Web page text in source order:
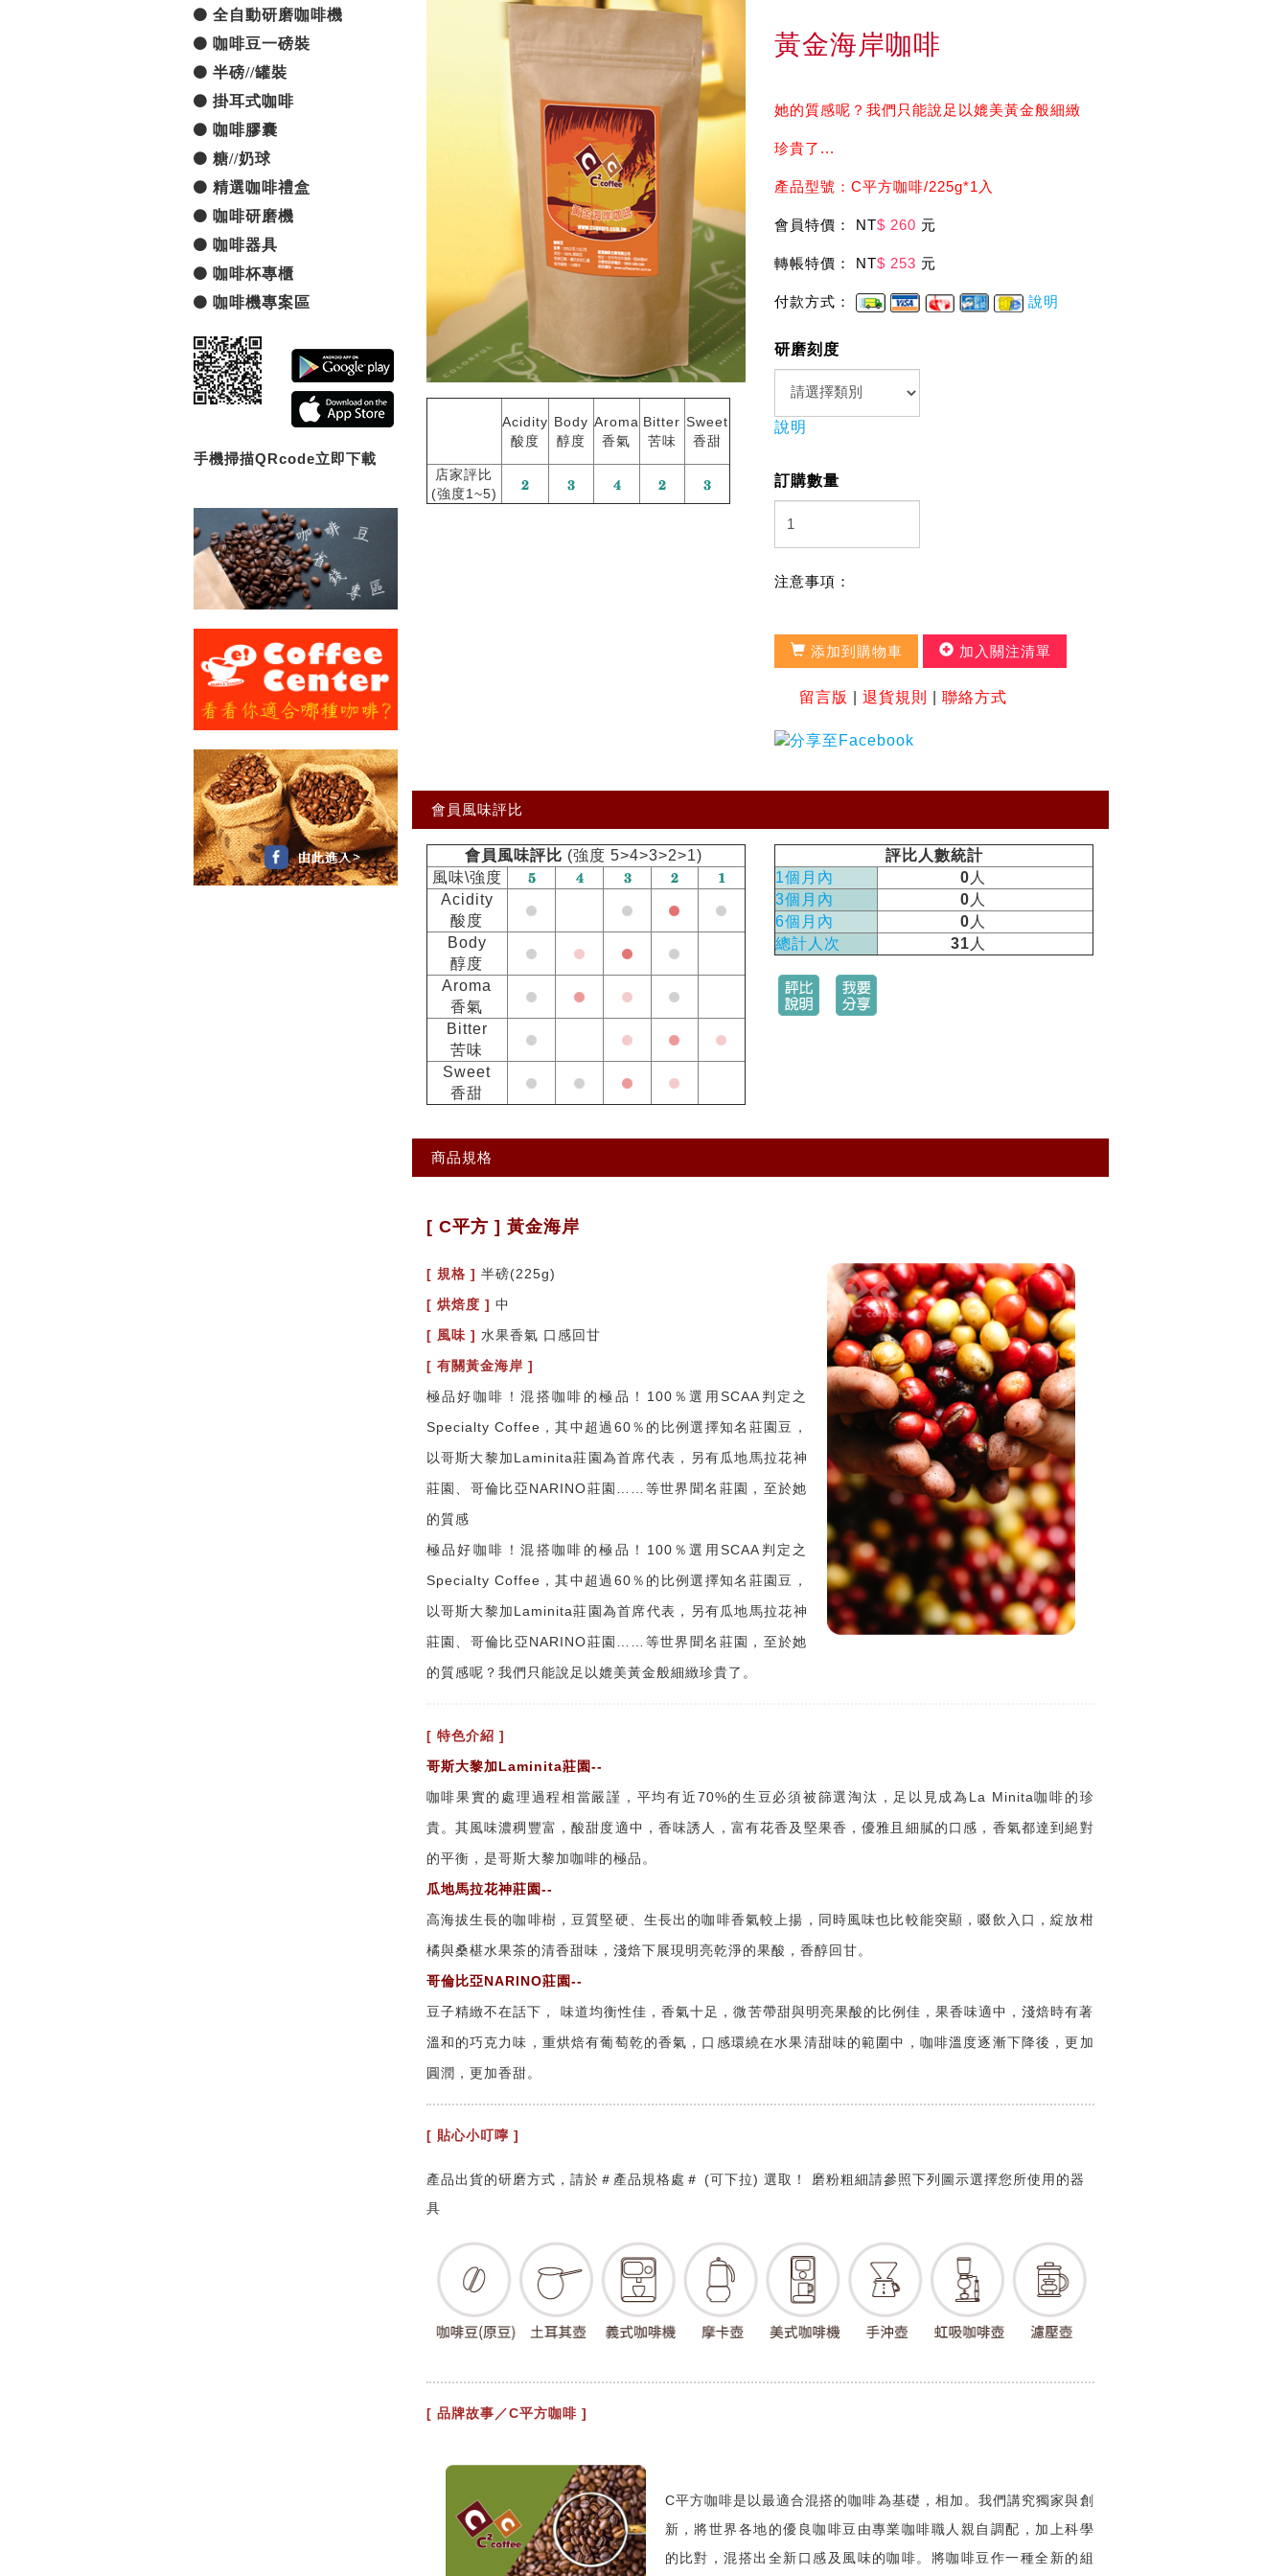
全自動研磨咖啡機
咖啡豆一磅裝
半磅//罐裝
掛耳式咖啡
咖啡膠囊
糖//奶球
精選咖啡禮盒
咖啡研磨機
咖啡器具
咖啡杯專櫃
咖啡機專案區
手機掃描QRcode立即下載
Acidity
酸度
Body
醇度
Aroma
香氣
Bitter
苦味
Sweet
香甜
店家評比
(強度1~5)
黃金海岸咖啡
她的質感呢？我們只能說足以媲美黃金般細緻
珍貴了...
產品型號：C平方咖啡/225g*1入
會員特價： NT$ 260 元
轉帳特價： NT$ 253 元
付款方式： 說明
研磨刻度
說明
訂購數量
注意事項：
添加到購物車 加入關注清單
留言版 |退貨規則 |聯絡方式
會員風味評比
會員風味評比 (強度 5>4>3>2>1)
風味\強度
Acidity
酸度
Body
醇度
Aroma
香氣
Bitter
苦味
Sweet
香甜
評比人數統計
1個月內
0 人
3個月內
0 人
6個月內
0 人
總計人次
31 人
商品規格
[ C平方 ] 黃金海岸
[ 規格 ] 半磅(225g)
[ 烘焙度 ] 中
[ 風味 ] 水果香氣 口感回甘
[ 有關黃金海岸 ]
極品好咖啡！混搭咖啡的極品！100％選用SCAA判定之
Specialty Coffee，其中超過60％的比例選擇知名莊園豆，
以哥斯大黎加Laminita莊園為首席代表，另有瓜地馬拉花神
莊園、哥倫比亞NARINO莊園……等世界聞名莊園，至於她
的質感
極品好咖啡！混搭咖啡的極品！100％選用SCAA判定之
Specialty Coffee，其中超過60％的比例選擇知名莊園豆，
以哥斯大黎加Laminita莊園為首席代表，另有瓜地馬拉花神
莊園、哥倫比亞NARINO莊園……等世界聞名莊園，至於她
的質感呢？我們只能說足以媲美黃金般細緻珍貴了。
[ 特色介紹 ]
哥斯大黎加Laminita莊園--
咖啡果實的處理過程相當嚴謹，平均有近70%的生豆必須被篩選淘汰，足以見成為La Minita咖啡的珍
貴。其風味濃稠豐富，酸甜度適中，香味誘人，富有花香及堅果香，優雅且細膩的口感，香氣都達到絕對
的平衡，是哥斯大黎加咖啡的極品。
瓜地馬拉花神莊園--
高海拔生長的咖啡樹，豆質堅硬、生長出的咖啡香氣較上揚，同時風味也比較能突顯，啜飲入口，綻放柑
橘與桑椹水果茶的清香甜味，淺焙下展現明亮乾淨的果酸，香醇回甘。
哥倫比亞NARINO莊園--
豆子精緻不在話下， 味道均衡性佳，香氣十足，微苦帶甜與明亮果酸的比例佳，果香味適中，淺焙時有著
溫和的巧克力味，重烘焙有葡萄乾的香氣，口感環繞在水果清甜味的範圍中，咖啡溫度逐漸下降後，更加
圓潤，更加香甜。
[ 貼心小叮嚀 ]
產品出貨的研磨方式，請於＃產品規格處＃ (可下拉) 選取！ 磨粉粗細請參照下列圖示選擇您所使用的器
具
[ 品牌故事／C平方咖啡 ]
C平方咖啡是以最適合混搭的咖啡為基礎，相加。我們講究獨家與創
新，將世界各地的優良咖啡豆由專業咖啡職人親自調配，加上科學
的比對，混搭出全新口感及風味的咖啡。將咖啡豆作一種全新的組